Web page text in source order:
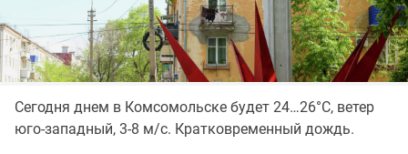
Сегодня днем в Комсомольске будет 24…26°C, ветер
юго-западный, 3-8 м/с. Кратковременный дождь.